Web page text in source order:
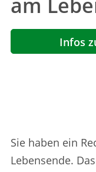
Infos
Sie haben ein
Lebensende.